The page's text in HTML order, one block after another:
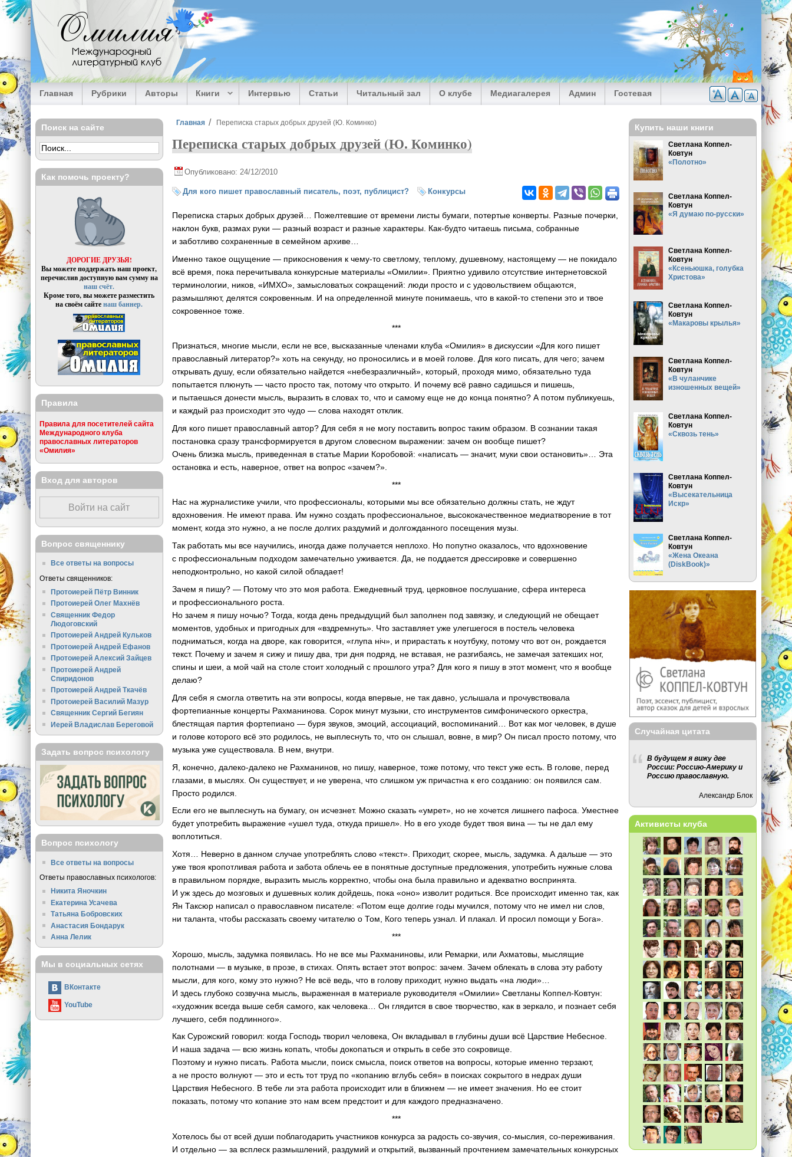
Перейти к основному содержанию
Омилия
Международный
литературный клуб
Главная Рубрики Авторы Книги Интервью Статьи Читальный зал О клубе Медиагалерея Админ Гостевая
Вы здесь
Главная Переписка старых добрых друзей (Ю. Коминко)
Переписка старых добрых друзей (Ю. Коминко)
Опубликовано: 24/12/2010
Для кого пишет православный писатель, поэт, публицист? Конкурсы
Переписка старых добрых друзей… Пожелтевшие от времени листы бумаги, потертые конверты. Разные почерки,
наклон букв, размах руки — разный возраст и разные характеры. Как-будто читаешь письма, собранные
и заботливо сохраненные в семейном архиве…
Именно такое ощущение — прикосновения к чему-то светлому, теплому, душевному, настоящему — не покидало
всё время, пока перечитывала конкурсные материалы «Омилии». Приятно удивило отсутствие интернетовской
терминологии, ников, «ИМХО», замысловатых сокращений: люди просто и с удовольствием общаются,
размышляют, делятся сокровенным. И на определенной минуте понимаешь, что в какой-то степени это и твое
сокровенное тоже.
***
Признаться, многие мысли, если не все, высказанные членами клуба «Омилия» в дискуссии «Для кого пишет
православный литератор?» хоть на секунду, но проносились и в моей голове. Для кого писать, для чего; зачем
открывать душу, если обязательно найдется «небезразличный», который, проходя мимо, обязательно туда
попытается плюнуть — часто просто так, потому что открыто. И почему всё равно садишься и пишешь,
и пытаешься донести мысль, выразить в словах то, что и самому еще не до конца понятно? А потом публикуешь,
и каждый раз происходит это чудо — слова находят отклик.
Для кого пишет православный автор? Для себя я не могу поставить вопрос таким образом. В сознании такая
постановка сразу трансформируется в другом словесном выражении: зачем он вообще пишет?
Очень близка мысль, приведенная в статье Марии Коробовой: «написать — значит, муки свои остановить»… Эта
остановка и есть, наверное, ответ на вопрос «зачем?».
***
Нас на журналистике учили, что профессионалы, которыми мы все обязательно должны стать, не ждут
вдохновения. Не имеют права. Им нужно создать профессиональное, высококачественное медиатворение в тот
момент, когда это нужно, а не после долгих раздумий и долгожданного посещения музы.
Так работать мы все научились, иногда даже получается неплохо. Но попутно оказалось, что вдохновение
с профессиональным подходом замечательно уживается. Да, не поддается дрессировке и совершенно
неподконтрольно, но какой силой обладает!
Зачем я пишу? — Потому что это моя работа. Ежедневный труд, церковное послушание, сфера интереса
и профессионального роста.
Но зачем я пишу ночью? Тогда, когда день предыдущий был заполнен под завязку, и следующий не обещает
моментов, удобных и пригодных для «вздремнуть». Что заставляет уже улегшегося в постель человека
подниматься, когда на дворе, как говорится, «глупа ніч», и прирастать к ноутбуку, потому что вот он, рождается
текст. Почему и зачем я сижу и пишу два, три дня подряд, не вставая, не разгибаясь, не замечая затекших ног,
спины и шеи, а мой чай на столе стоит холодный с прошлого утра? Для кого я пишу в этот момент, что я вообще
делаю?
Для себя я смогла ответить на эти вопросы, когда впервые, не так давно, услышала и прочувствовала
фортепианные концерты Рахманинова. Сорок минут музыки, сто инструментов симфонического оркестра,
блестящая партия фортепиано — буря звуков, эмоций, ассоциаций, воспоминаний… Вот как мог человек, в душе
и голове которого всё это родилось, не выплеснуть то, что он слышал, вовне, в мир? Он писал просто потому, что
музыка уже существовала. В нем, внутри.
Я, конечно, далеко-далеко не Рахманинов, но пишу, наверное, тоже потому, что текст уже есть. В голове, перед
глазами, в мыслях. Он существует, и не уверена, что слишком уж причастна к его созданию: он появился сам.
Просто родился.
Если его не выплеснуть на бумагу, он исчезнет. Можно сказать «умрет», но не хочется лишнего пафоса. Уместнее
будет употребить выражение «ушел туда, откуда пришел». Но в его уходе будет твоя вина — ты не дал ему
воплотиться.
Хотя… Неверно в данном случае употреблять слово «текст». Приходит, скорее, мысль, задумка. А дальше — это
уже твоя кропотливая работа и забота облечь ее в понятные доступные предложения, употребить нужные слова
в правильном порядке, выразить мысль корректно, чтобы она была правильно и адекватно воспринята.
И уж здесь до мозговых и душевных колик дойдешь, пока «оно» изволит родиться. Все происходит именно так, как
Ян Таксюр написал о православном писателе: «Потом еще долгие годы мучился, потому что не имел ни слов,
ни таланта, чтобы рассказать своему читателю о Том, Кого теперь узнал. И плакал. И просил помощи у Бога».
***
Хорошо, мысль, задумка появилась. Но не все мы Рахманиновы, или Ремарки, или Ахматовы, мыслящие
полотнами — в музыке, в прозе, в стихах. Опять встает этот вопрос: зачем. Зачем облекать в слова эту работу
мысли, для кого, кому это нужно? Не всё ведь, что в голову приходит, нужно выдать «на люди»…
И здесь глубоко созвучна мысль, выраженная в материале руководителя «Омилии» Светланы Коппел-Ковтун:
«художник всегда выше себя самого, как человека… Он глядится в свое творчество, как в зеркало, и познает себя
лучшего, себя подлинного».
Как Сурожский говорил: когда Господь творил человека, Он вкладывал в глубины души всё Царствие Небесное.
И наша задача — всю жизнь копать, чтобы докопаться и открыть в себе это сокровище.
Поэтому и нужно писать. Работа мысли, поиск смысла, поиск ответов на вопросы, которые именно терзают,
а не просто волнуют — это и есть тот труд по «копанию вглубь себя» в поисках сокрытого в недрах души
Царствия Небесного. В тебе ли эта работа происходит или в ближнем — не имеет значения. Но ее стоит
показать, потому что копание это нам всем предстоит и для каждого предназначено.
***
Хотелось бы от всей души поблагодарить участников конкурса за радость со-звучия, со-мыслия, со-переживания.
И отдельно — за всплеск размышлений, раздумий и открытий, вызванный прочтением замечательных конкурсных
Поиск на сайте
Как помочь проекту?
ДОРОГИЕ ДРУЗЬЯ!
Вы можете поддержать наш проект,
перечислив доступную вам сумму на
наш счёт.
Кроме того, вы можете разместить
на своём сайтенаш баннер.
Правила
Правила для посетителей сайта
Международного клуба
православных литераторов
«Омилия»
Вход для авторов
Войти на сайт
Вопрос священнику
Все ответы на вопросы
Ответы священников:
Протоиерей Пётр Винник
Протоиерей Олег Махнёв
Священник Федор
Людоговский
Протоиерей Андрей Кульков
Протоиерей Андрей Ефанов
Протоиерей Алексий Зайцев
Протоиерей Андрей
Спиридонов
Протоиерей Андрей Ткачёв
Протоиерей Василий Мазур
Священник Сергий Бегиян
Иерей Владислав Береговой
Задать вопрос психологу
Вопрос психологу
Все ответы на вопросы
Ответы православных психологов:
Никита Яночкин
Екатерина Усачева
Татьяна Бобровских
Анастасия Бондарук
Анна Лелик
Мы в социальных сетях
ВКонтакте
YouTube
Купить наши книги
Светлана Коппел-
Ковтун
«Полотно»
Светлана Коппел-
Ковтун
«Я думаю по-русски»
Светлана Коппел-
Ковтун
«Ксеньюшка, голубка
Христова»
Светлана Коппел-
Ковтун
«Макаровы крылья»
Светлана Коппел-
Ковтун
«В чуланчике
изношенных вещей»
Светлана Коппел-
Ковтун
«Сквозь тень»
Светлана Коппел-
Ковтун
«Высекательница
Искр»
Светлана Коппел-
Ковтун
«Жена Океана
(DiskBook)»
Случайная цитата
В будущем я вижу две
России: Россию-Америку и
Россию православную.
Александр Блок
Активисты клуба